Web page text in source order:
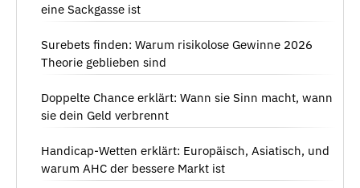
eine Sackgasse ist
Surebets finden: Warum risikolose Gewinne 2026
Theorie geblieben sind
Doppelte Chance erklärt: Wann sie Sinn macht, wann
sie dein Geld verbrennt
Handicap-Wetten erklärt: Europäisch, Asiatisch, und
warum AHC der bessere Markt ist